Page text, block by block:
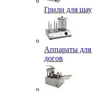
Грили для
Аппараты для
догов